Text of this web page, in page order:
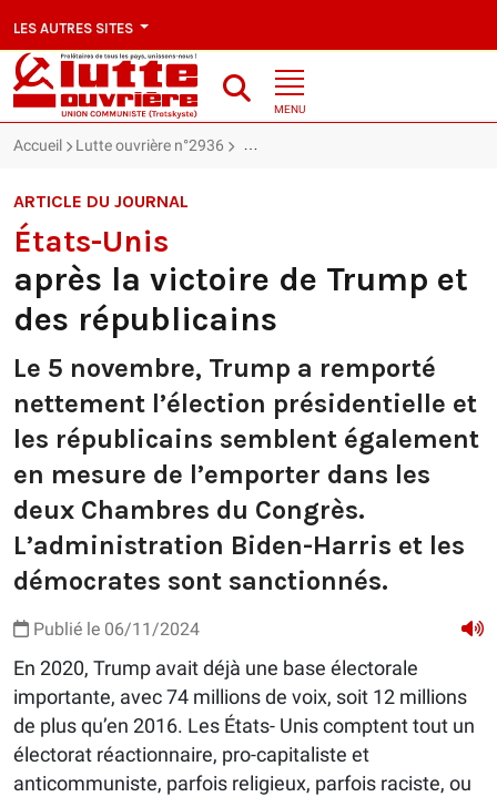
LES AUTRES SITES
MENU
Accueil Lutte ouvrière n°2936 États-Unis : après la victoire de
ARTICLE DU JOURNAL
États-Unis
après la victoire de Trump et
des républicains
Le 5 novembre, Trump a remporté
nettement l’élection présidentielle et
les républicains semblent également
en mesure de l’emporter dans les
deux Chambres du Congrès.
L’administration Biden-Harris et les
démocrates sont sanctionnés.
Publié le 06/11/2024
En 2020, Trump avait déjà une base électorale
importante, avec 74 millions de voix, soit 12 millions
de plus qu’en 2016. Les États- Unis comptent tout un
électorat réactionnaire, pro-capitaliste et
anticommuniste, parfois religieux, parfois raciste, ou